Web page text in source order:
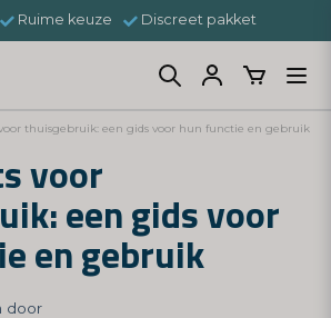
Ruime keuze Discreet pakket
thuisgebruik: een gids voor hun functie en gebruik
voor
een gids voor
en gebruik
door